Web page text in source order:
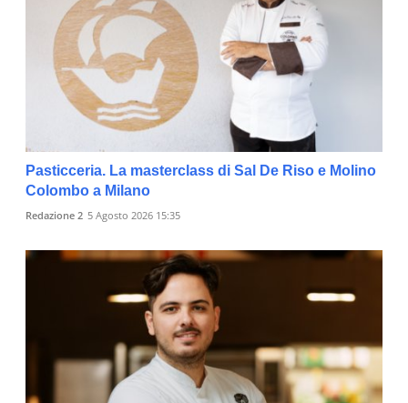
Pasticceria. La masterclass di Sal De Riso e Molino
Colombo a Milano
Redazione 2 5 Agosto 2026 15:35